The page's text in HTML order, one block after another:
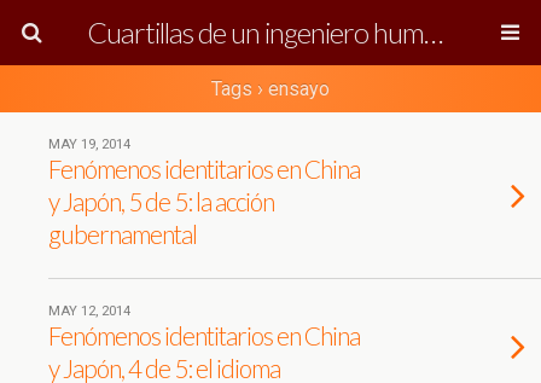
Cuartillas de un ingeniero humanista
Tags › ensayo
MAY 19, 2014
Fenómenos identitarios en China
y Japón, 5 de 5: la acción
gubernamental
MAY 12, 2014
Fenómenos identitarios en China
y Japón, 4 de 5: el idioma